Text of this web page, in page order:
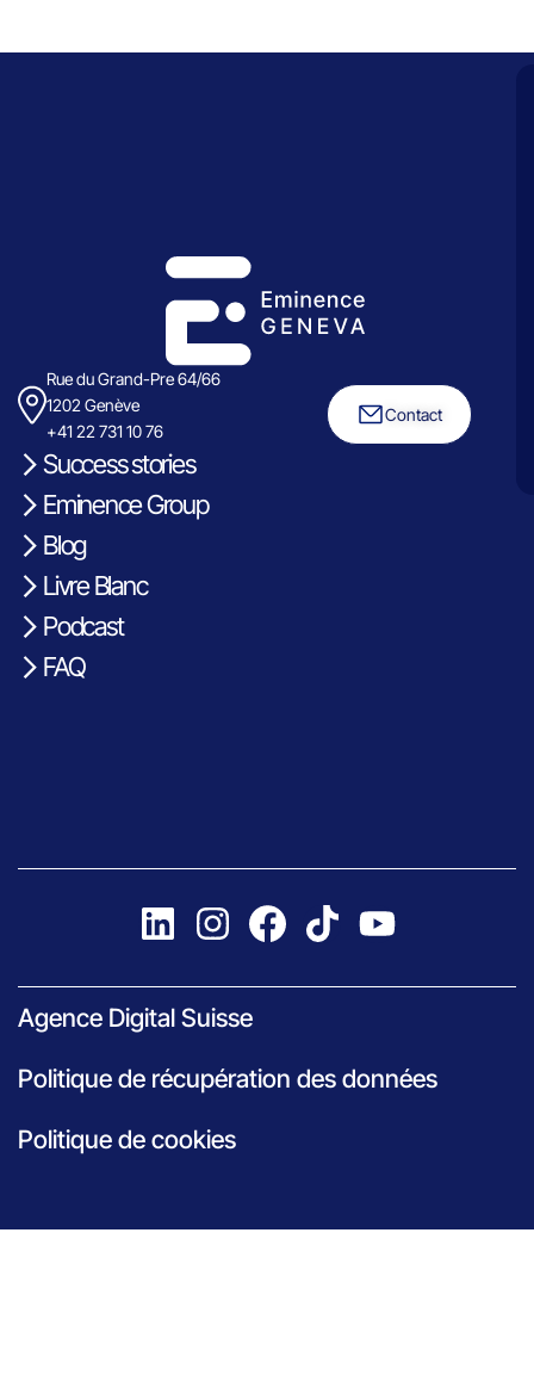
Rue du Grand-Pre 64/66
1202 Genève
+41 22 731 10 76
Contact
Success stories
Eminence Group
Blog
Livre Blanc
Podcast
FAQ
Agence Digital Suisse
Politique de récupération des données
Politique de cookies